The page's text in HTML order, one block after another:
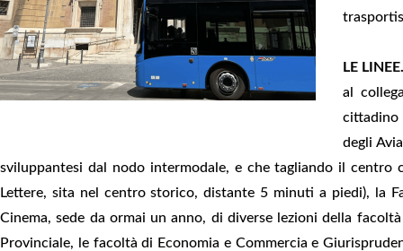
LE
al
cittadino
degli
sviluppantesi dal nodo intermodale, e che tagliando il centro
Lettere, sita nel centro storico, distante 5 minuti a piedi), la
Cinema, sede da ormai un anno, di diverse lezioni della
Provinciale, le facoltà di Economia e Commercia e